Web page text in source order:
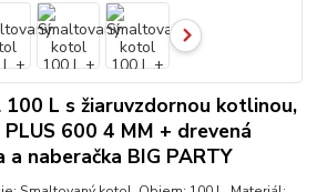
L s žiaruvzdornou kotlinou,
600 4 MM + drevená
a naberačka BIG PARTY